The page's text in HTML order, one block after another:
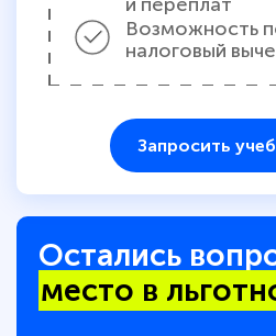
и переплат
Возможность
налоговый
Запросить
Остались
место в